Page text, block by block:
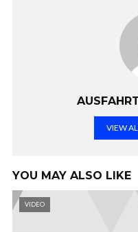
VIEW
YOU MAY ALSO LIKE
VIDEO